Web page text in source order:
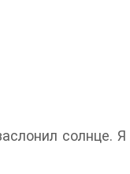
солнце. Я